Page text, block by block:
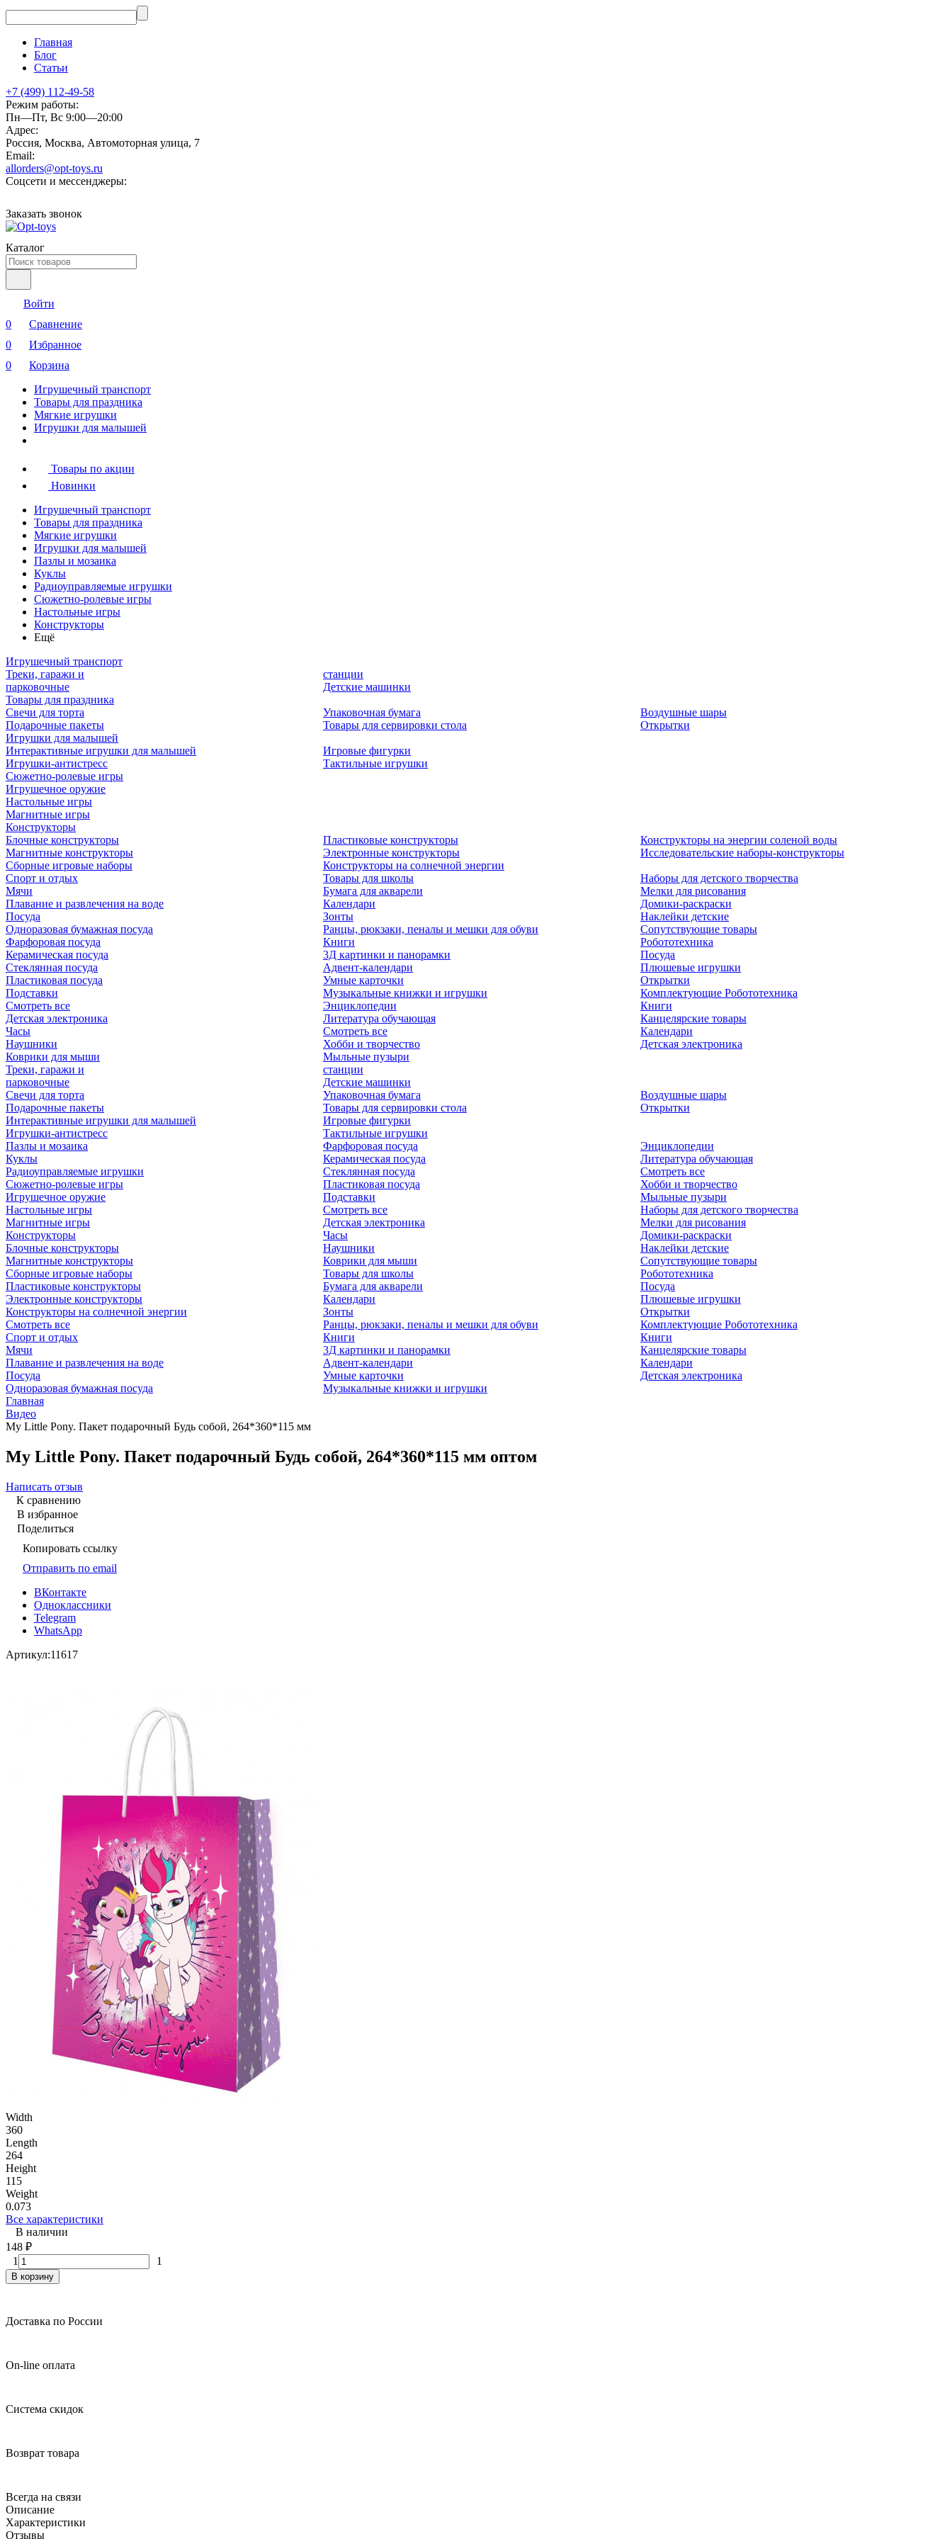
Главная
Блог
Статьи
+7 (499) 112-49-58
Режим работы:
Пн—Пт, Вс 9:00—20:00
Адрес:
Россия, Москва, Автомоторная улица, 7
Email:
allorders@opt-toys.ru
Соцсети и мессенджеры:
Заказать звонок
Каталог
Войти
0
Сравнение
0
Избранное
0
Корзина
Игрушечный транспорт
Товары для праздника
Мягкие игрушки
Игрушки для малышей
Товары по акции
Новинки
Игрушечный транспорт
Товары для праздника
Мягкие игрушки
Игрушки для малышей
Пазлы и мозаика
Куклы
Радиоуправляемые игрушки
Сюжетно-ролевые игры
Настольные игры
Конструкторы
Ещё
Игрушечный транспорт
Треки, гаражи и
парковочные
станции
Детские машинки
Товары для праздника
Свечи для торта
Подарочные пакеты
Упаковочная бумага
Товары для сервировки стола
Воздушные шары
Открытки
Игрушки для малышей
Интерактивные игрушки для малышей
Игрушки-антистресс
Игровые фигурки
Тактильные игрушки
Сюжетно-ролевые игры
Игрушечное оружие
Настольные игры
Магнитные игры
Конструкторы
Блочные конструкторы
Магнитные конструкторы
Сборные игровые наборы
Пластиковые конструкторы
Электронные конструкторы
Конструкторы на солнечной энергии
Конструкторы на энергии соленой воды
Исследовательские наборы-конструкторы
Спорт и отдых
Мячи
Плавание и развлечения на воде
Посуда
Одноразовая бумажная посуда
Фарфоровая посуда
Керамическая посуда
Стеклянная посуда
Пластиковая посуда
Подставки
Смотреть все
Детская электроника
Часы
Наушники
Коврики для мыши
Товары для школы
Бумага для акварели
Календари
Зонты
Ранцы, рюкзаки, пеналы и мешки для обуви
Книги
3Д картинки и панорамки
Адвент-календари
Умные карточки
Музыкальные книжки и игрушки
Энциклопедии
Литература обучающая
Смотреть все
Хобби и творчество
Мыльные пузыри
Наборы для детского творчества
Мелки для рисования
Домики-раскраски
Наклейки детские
Сопутствующие товары
Робототехника
Посуда
Плюшевые игрушки
Открытки
Комплектующие Робототехника
Книги
Канцелярские товары
Календари
Детская электроника
Треки, гаражи и
парковочные
станции
Детские машинки
Свечи для торта
Подарочные пакеты
Упаковочная бумага
Товары для сервировки стола
Воздушные шары
Открытки
Интерактивные игрушки для малышей
Игрушки-антистресс
Игровые фигурки
Тактильные игрушки
Пазлы и мозаика
Куклы
Радиоуправляемые игрушки
Сюжетно-ролевые игры
Игрушечное оружие
Настольные игры
Магнитные игры
Конструкторы
Блочные конструкторы
Магнитные конструкторы
Сборные игровые наборы
Пластиковые конструкторы
Электронные конструкторы
Конструкторы на солнечной энергии
Смотреть все
Спорт и отдых
Мячи
Плавание и развлечения на воде
Посуда
Одноразовая бумажная посуда
Фарфоровая посуда
Керамическая посуда
Стеклянная посуда
Пластиковая посуда
Подставки
Смотреть все
Детская электроника
Часы
Наушники
Коврики для мыши
Товары для школы
Бумага для акварели
Календари
Зонты
Ранцы, рюкзаки, пеналы и мешки для обуви
Книги
3Д картинки и панорамки
Адвент-календари
Умные карточки
Музыкальные книжки и игрушки
Энциклопедии
Литература обучающая
Смотреть все
Хобби и творчество
Мыльные пузыри
Наборы для детского творчества
Мелки для рисования
Домики-раскраски
Наклейки детские
Сопутствующие товары
Робототехника
Посуда
Плюшевые игрушки
Открытки
Комплектующие Робототехника
Книги
Канцелярские товары
Календари
Детская электроника
Главная
Видео
My Little Pony. Пакет подарочный Будь собой, 264*360*115 мм
My Little Pony. Пакет подарочный Будь собой, 264*360*115 мм оптом
Написать отзыв
К сравнению
В избранное
Поделиться
Копировать ссылку
Отправить по email
ВКонтакте
Одноклассники
Telegram
WhatsApp
Артикул:11617
Width
360
Length
264
Height
115
Weight
0.073
Все характеристики
В наличии
148 ₽
1
1
В корзину
Доставка по России
On-line оплата
Система скидок
Возврат товара
Всегда на связи
Описание
Характеристики
Отзывы